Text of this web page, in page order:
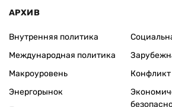
АРХИВ
Внутренняя политика
Международная политика
Макроуровень
Энергорынок
Конфликт